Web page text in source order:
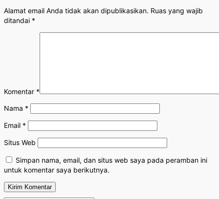
Alamat email Anda tidak akan dipublikasikan. Ruas yang wajib
ditandai *
Komentar *
Nama *
Email *
Situs Web
Simpan nama, email, dan situs web saya pada peramban ini
untuk komentar saya berikutnya.